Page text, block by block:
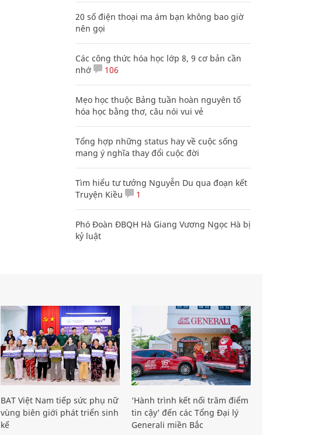
20 số điện thoại ma ám bạn không bao giờ
nên gọi
Các công thức hóa học lớp 8, 9 cơ bản cần
nhớ
106
Mẹo học thuộc Bảng tuần hoàn nguyên tố
hóa học bằng thơ, câu nói vui vẻ
Tổng hợp những status hay về cuộc sống
mang ý nghĩa thay đổi cuộc đời
Tìm hiểu tư tưởng Nguyễn Du qua đoạn kết
Truyện Kiều
1
Phó Đoàn ĐBQH Hà Giang Vương Ngọc Hà bị
kỷ luật
BAT Việt Nam tiếp sức phụ nữ
vùng biên giới phát triển sinh
kế
‘Hành trình kết nối trăm điểm
tin cậy’ đến các Tổng Đại lý
Generali miền Bắc